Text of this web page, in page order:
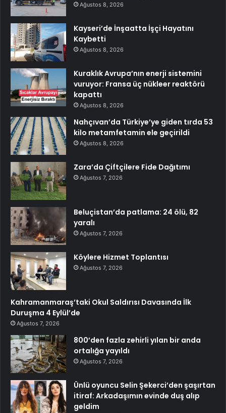
Ağustos 8, 2026
Kayseri’de İnşaatta İşçi Hayatını
Kaybetti
Ağustos 8, 2026
Kuraklık Avrupa’nın enerji sistemini
vuruyor: Fransa üç nükleer reaktörü
kapattı
Ağustos 8, 2026
Nahçıvan’da Türkiye’ye giden tırda 53
kilo metamfetamin ele geçirildi
Ağustos 8, 2026
Zara’da Çiftçilere Fide Dağıtımı
Ağustos 7, 2026
Beluçistan’da patlama: 24 ölü, 82
yaralı
Ağustos 7, 2026
Köylere Hizmet Toplantısı
Ağustos 7, 2026
Kahramanmaraş’taki Okul Saldırısı Davasında İlk
Duruşma 4 Eylül’de
Ağustos 7, 2026
800’den fazla zehirli yılan bir anda
ortalığa yayıldı
Ağustos 7, 2026
Ünlü oyuncu Selin Şekerci’den şaşırtan
itiraf: Arkadaşımın evinde duş alıp
geldim